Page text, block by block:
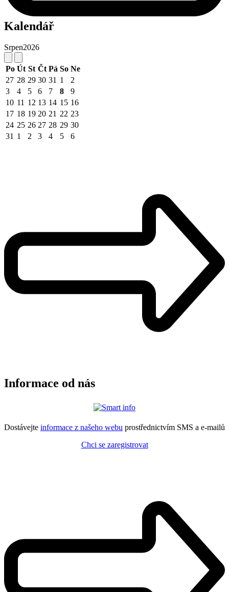
Kalendář
Srpen2026
Po Út St Čt Pá So Ne
27 28 29 30 31 1
2
3
4 5 6 7 8
9
10 11 12 13 14 15 16
17 18 19 20 21 22 23
24 25 26 27 28 29 30
31 1 2 3 4 5 6
Informace od nás
Dostávejte informace z našeho webu prostřednictvím SMS a e-mailů
Chci se zaregistrovat